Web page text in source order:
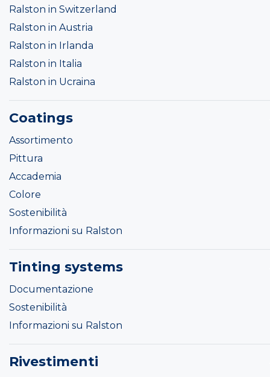
Ralston in Switzerland
Ralston in Austria
Ralston in Irlanda
Ralston in Italia
Ralston in Ucraina
Coatings
Assortimento
Pittura
Accademia
Colore
Sostenibilità
Informazioni su Ralston
Tinting systems
Documentazione
Sostenibilità
Informazioni su Ralston
Rivestimenti